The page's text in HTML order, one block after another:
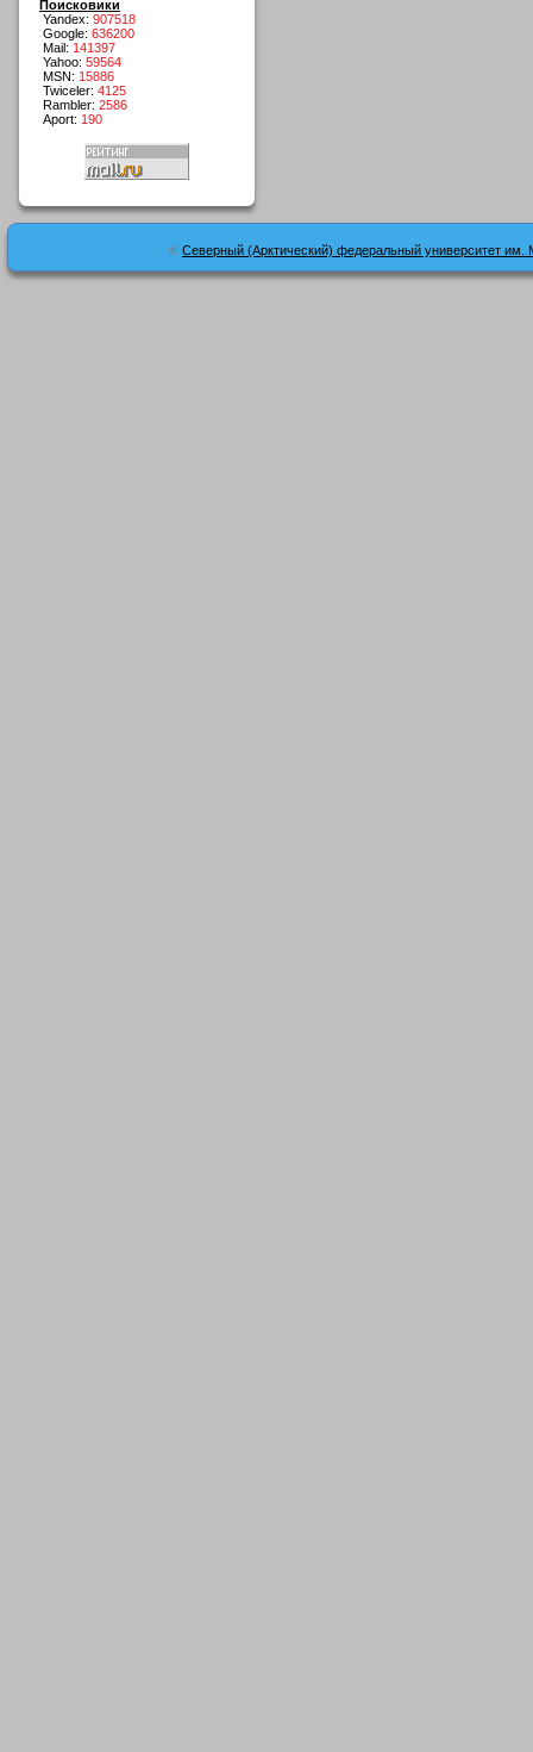
Поисковики
Yandex: 907518
Google: 636200
Mail: 141397
Yahoo: 59564
MSN: 15886
Twiceler: 4125
Rambler: 2586
Aport: 190
© Северный (Арктический) федеральный университет